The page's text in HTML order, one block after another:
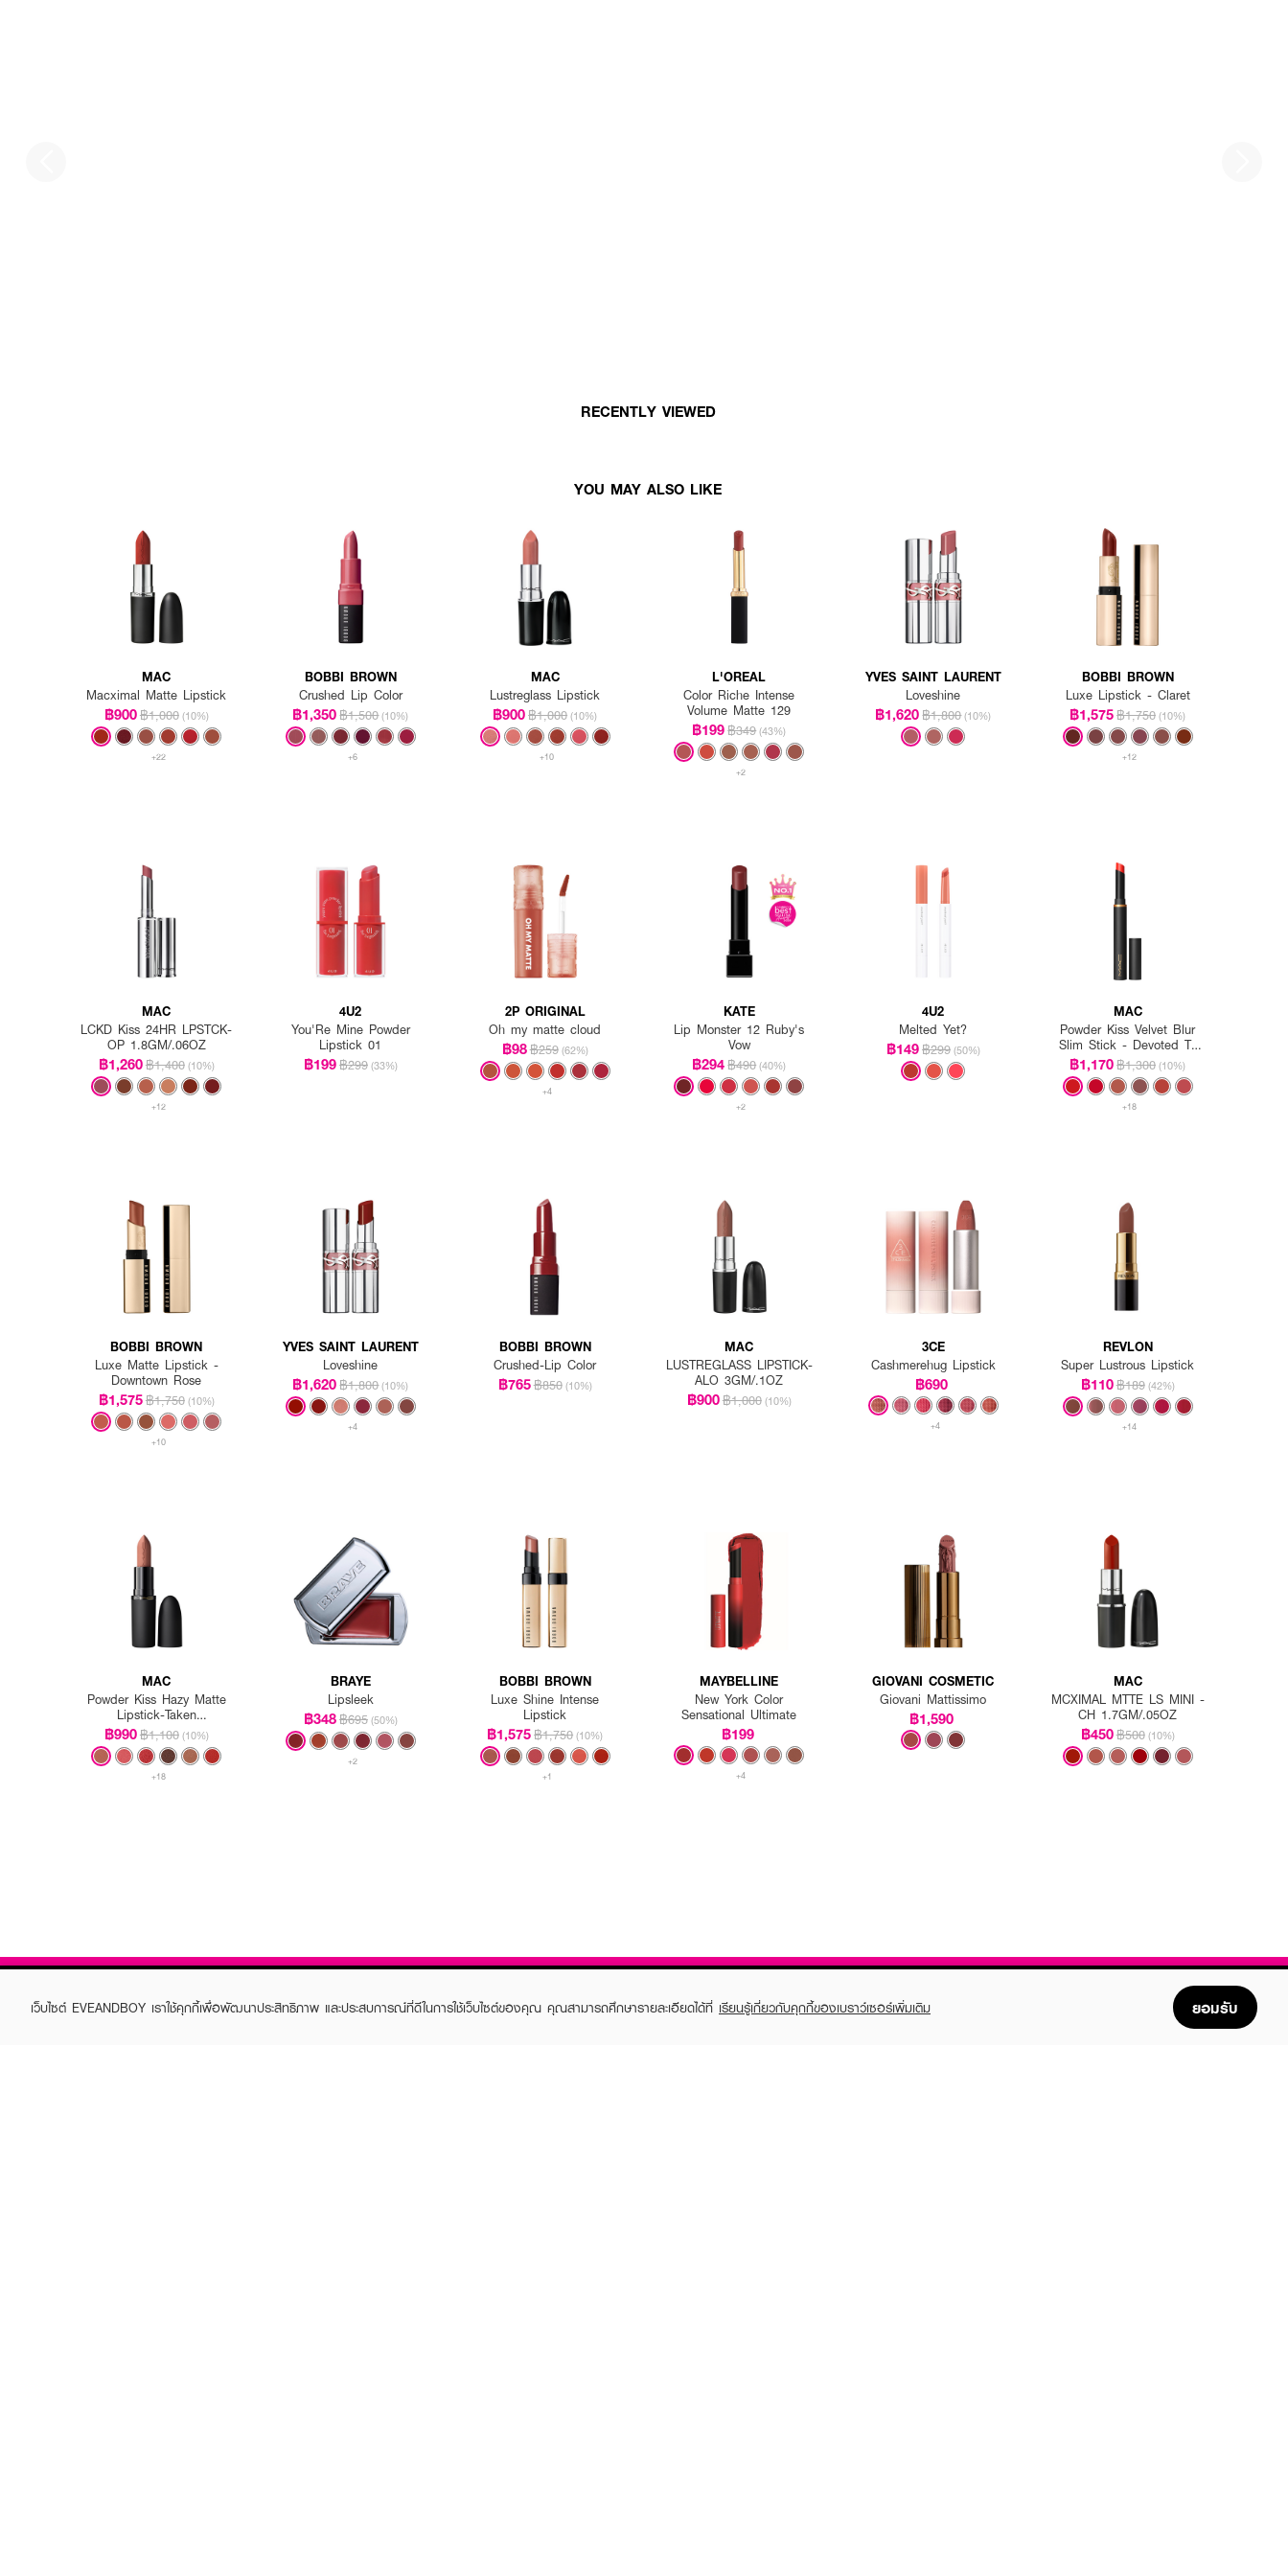
RECENTLY VIEWED
YOU MAY ALSO LIKE
MAC
Macximal Matte Lipstick
฿900฿1,000 (10%)
+22
BOBBI BROWN
Crushed Lip Color
฿1,350฿1,500 (10%)
+6
MAC
Lustreglass Lipstick
฿900฿1,000 (10%)
+10
L'OREAL
Color Riche Intense
Volume Matte 129
฿199฿349 (43%)
+2
YVES SAINT LAURENT
Loveshine
฿1,620฿1,800 (10%)
BOBBI BROWN
Luxe Lipstick - Claret
฿1,575฿1,750 (10%)
+12
MAC
LCKD Kiss 24HR LPSTCK-
OP 1.8GM/.06OZ
฿1,260฿1,400 (10%)
+12
4U2
You'Re Mine Powder
Lipstick 01
฿199฿299 (33%)
2P ORIGINAL
Oh my matte cloud
฿98฿259 (62%)
+4
KATE
Lip Monster 12 Ruby's
Vow
฿294฿490 (40%)
+2
4U2
Melted Yet?
฿149฿299 (50%)
MAC
Powder Kiss Velvet Blur
Slim Stick - Devoted To
Danger
฿1,170฿1,300 (10%)
+18
BOBBI BROWN
Luxe Matte Lipstick -
Downtown Rose
฿1,575฿1,750 (10%)
+10
YVES SAINT LAURENT
Loveshine
฿1,620฿1,800 (10%)
+4
BOBBI BROWN
Crushed-Lip Color
฿765฿850 (10%)
MAC
LUSTREGLASS LIPSTICK-
ALO 3GM/.1OZ
฿900฿1,000 (10%)
3CE
Cashmerehug Lipstick
฿690
+4
REVLON
Super Lustrous Lipstick
฿110฿189 (42%)
+14
MAC
Powder Kiss Hazy Matte
Lipstick-Taken
3.5Gm/.12Oz
฿990฿1,100 (10%)
+18
BRAYE
Lipsleek
฿348฿695 (50%)
+2
BOBBI BROWN
Luxe Shine Intense
Lipstick
฿1,575฿1,750 (10%)
+1
MAYBELLINE
New York Color
Sensational Ultimate
฿199
+4
GIOVANI COSMETIC
Giovani Mattissimo
฿1,590
MAC
MCXIMAL MTTE LS MINI -
CH 1.7GM/.05OZ
฿450฿500 (10%)
เว็บไซต์ EVEANDBOY เราใช้คุกกี้เพื่อพัฒนาประสิทธิภาพ และประสบการณ์ที่ดีในการใช้เว็บไซต์ของคุณ คุณสามารถศึกษารายละเอียดได้ที่ เรียนรู้เกี่ยวกับคุกกี้ของเบราว์เซอร์เพิ่มเติม ยอมรับ